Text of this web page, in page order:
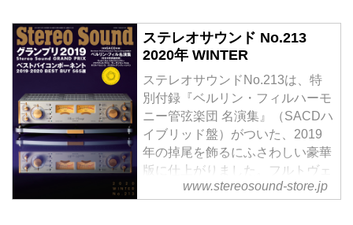
ステレオサウンド No.213
2020年 WINTER
ステレオサウンドNo.213は、特
別付録『ベルリン・フィルハーモ
ニー管弦楽団 名演集』（SACDハ
イブリッド盤）がついた、2019
年の掉尾を飾るにふさわしい豪華
版に仕上がりました。フルトヴェ
ングラーからペトレンコまで新旧
www.stereosound-store.jp